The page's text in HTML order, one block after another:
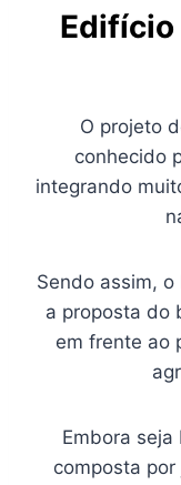
Edifício
O projeto
conhecido
integrando
Sendo assim,
a proposta do
em frente ao
Embora
composta